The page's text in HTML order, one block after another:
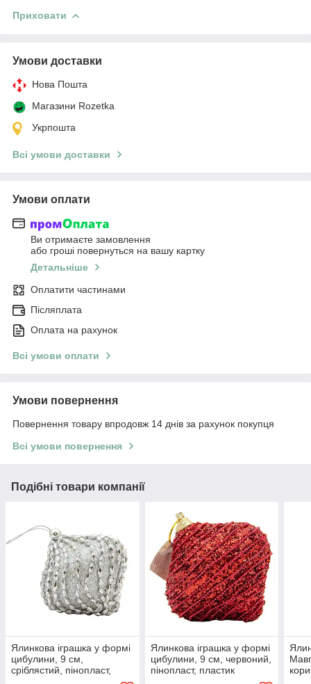
Приховати
Умови доставки
Нова Пошта
Магазини Rozetka
Укрпошта
Всі умови доставки
Умови оплати
Ви отримаєте замовлення
або гроші повернуться на вашу картку
Детальніше
Оплатити частинами
Післяплата
Оплата на рахунок
Всі умови оплати
Умови повернення
Повернення товару впродовж 14 днів за рахунок покупця
Всі умови повернення
Подібні товари компанії
Ялинкова іграшка у формі
цибулини, 9 см,
сріблястий, пінопласт,
Ялинкова іграшка у формі
цибулини, 9 см, червоний,
пінопласт, пластик